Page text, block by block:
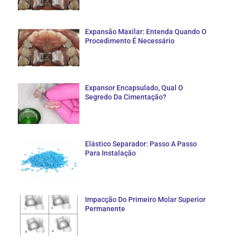
Expansão Maxilar: Entenda Quando O
Procedimento É Necessário
Expansor Encapsulado, Qual O
Segredo Da Cimentação?
Elástico Separador: Passo A Passo
Para Instalação
Impacção Do Primeiro Molar Superior
Permanente